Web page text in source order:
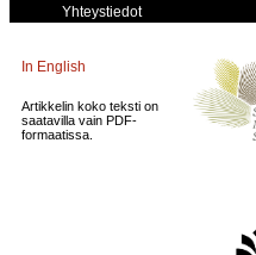
Yhteystiedot
In English
Artikkelin koko teksti on
saatavilla vain PDF-
formaatissa.